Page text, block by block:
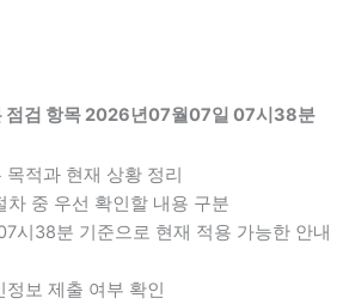
점검 항목 2026년07월07일 07시38분
적과 현재 상황 정리
차 중 우선 확인할 내용 구분
시38분 기준으로 현재 적용 가능한 안내
보 제출 여부 확인